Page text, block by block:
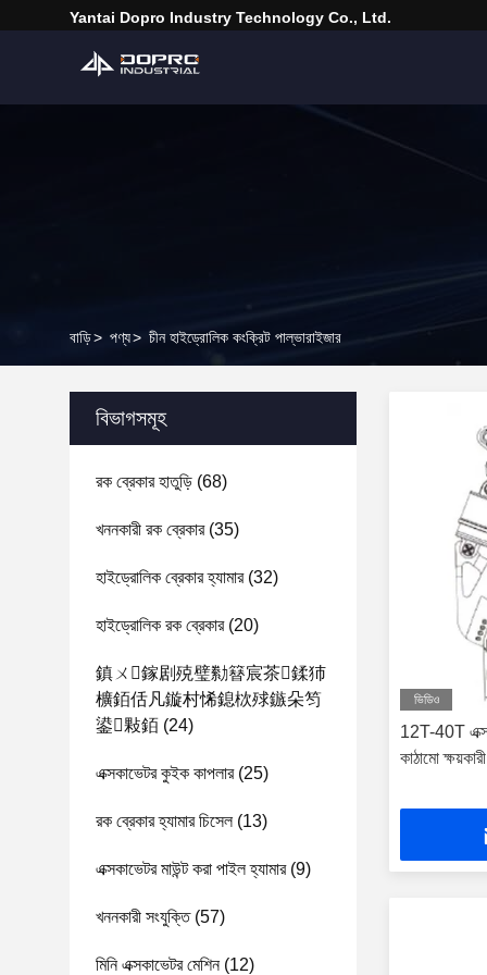
Yantai Dopro Industry Technology Co., Ltd.
বাড়ি> পণ্য> চীন হাইড্রোলিক কংক্রিট পাল্ভারাইজার
বিভাগসমূহ
রক ব্রেকার হাতুড়ি (68)
খননকারী রক ব্রেকার(35)
হাইড্রোলিক ব্রেকার হ্যামার(32)
হাইড্রোলিক রক ব্রেকার(20)
鎮ㄨ鎵剧殑璧勬簮宸茶鍒犻
櫎銆佸凡鏇村悕鎴栨殏鏃朵笉
鍙敤銆 (24)
এক্সকাভেটর কুইক কাপলার(25)
রক ব্রেকার হ্যামার চিসেল(13)
এক্সকাভেটর মাউন্ট করা পাইল হ্যামার(9)
খননকারী সংযুক্তি(57)
মিনি এক্সকাভেটর মেশিন(12)
ভিডিও
12T-40T
কাঠামো